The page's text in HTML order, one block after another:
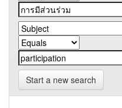
Start a new search